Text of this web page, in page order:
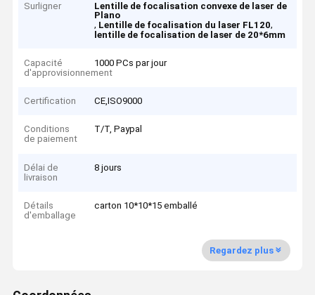
Surligner
Lentille de focalisation convexe de laser de
Plano
, Lentille de focalisation du laser FL120,
lentille de focalisation de laser de 20*6mm
Capacité
d'approvisionnement
1000 PCs par jour
Certification CE,ISO9000
Conditions
de paiement
T/T, Paypal
Délai de
livraison
8 jours
Détails
d'emballage
carton 10*10*15 emballé
Regardez plus